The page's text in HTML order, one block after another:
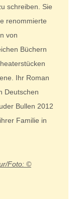
schreiben. Sie
renommierte
von
Büchern
Ihr Roman
Deutschen
Bullen 2012
Familie in
Foto: ©